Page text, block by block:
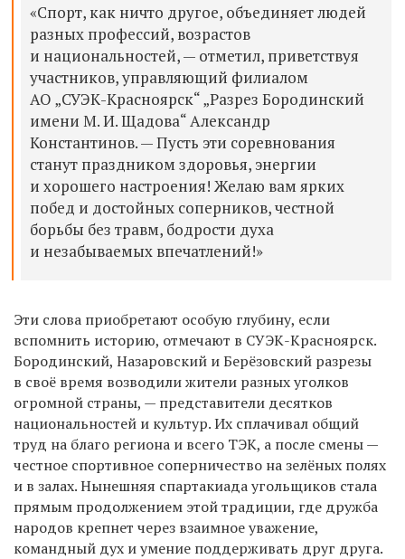
«Спорт, как ничто другое, объединяет людей
разных профессий, возрастов
и национальностей, — отметил, приветствуя
участников, управляющий филиалом
АО „СУЭК-Красноярск“ „Разрез Бородинский
имени М. И. Щадова“ Александр
Константинов. — Пусть эти соревнования
станут праздником здоровья, энергии
и хорошего настроения! Желаю вам ярких
побед и достойных соперников, честной
борьбы без травм, бодрости духа
и незабываемых впечатлений!»
Эти слова приобретают особую глубину, если
вспомнить историю, отмечают в СУЭК-Красноярск.
Бородинский, Назаровский и Берёзовский разрезы
в своё время возводили жители разных уголков
огромной страны, — представители десятков
национальностей и культур. Их сплачивал общий
труд на благо региона и всего ТЭК, а после смены —
честное спортивное соперничество на зелёных полях
и в залах. Нынешняя спартакиада угольщиков стала
прямым продолжением этой традиции, где дружба
народов крепнет через взаимное уважение,
командный дух и умение поддерживать друг друга.